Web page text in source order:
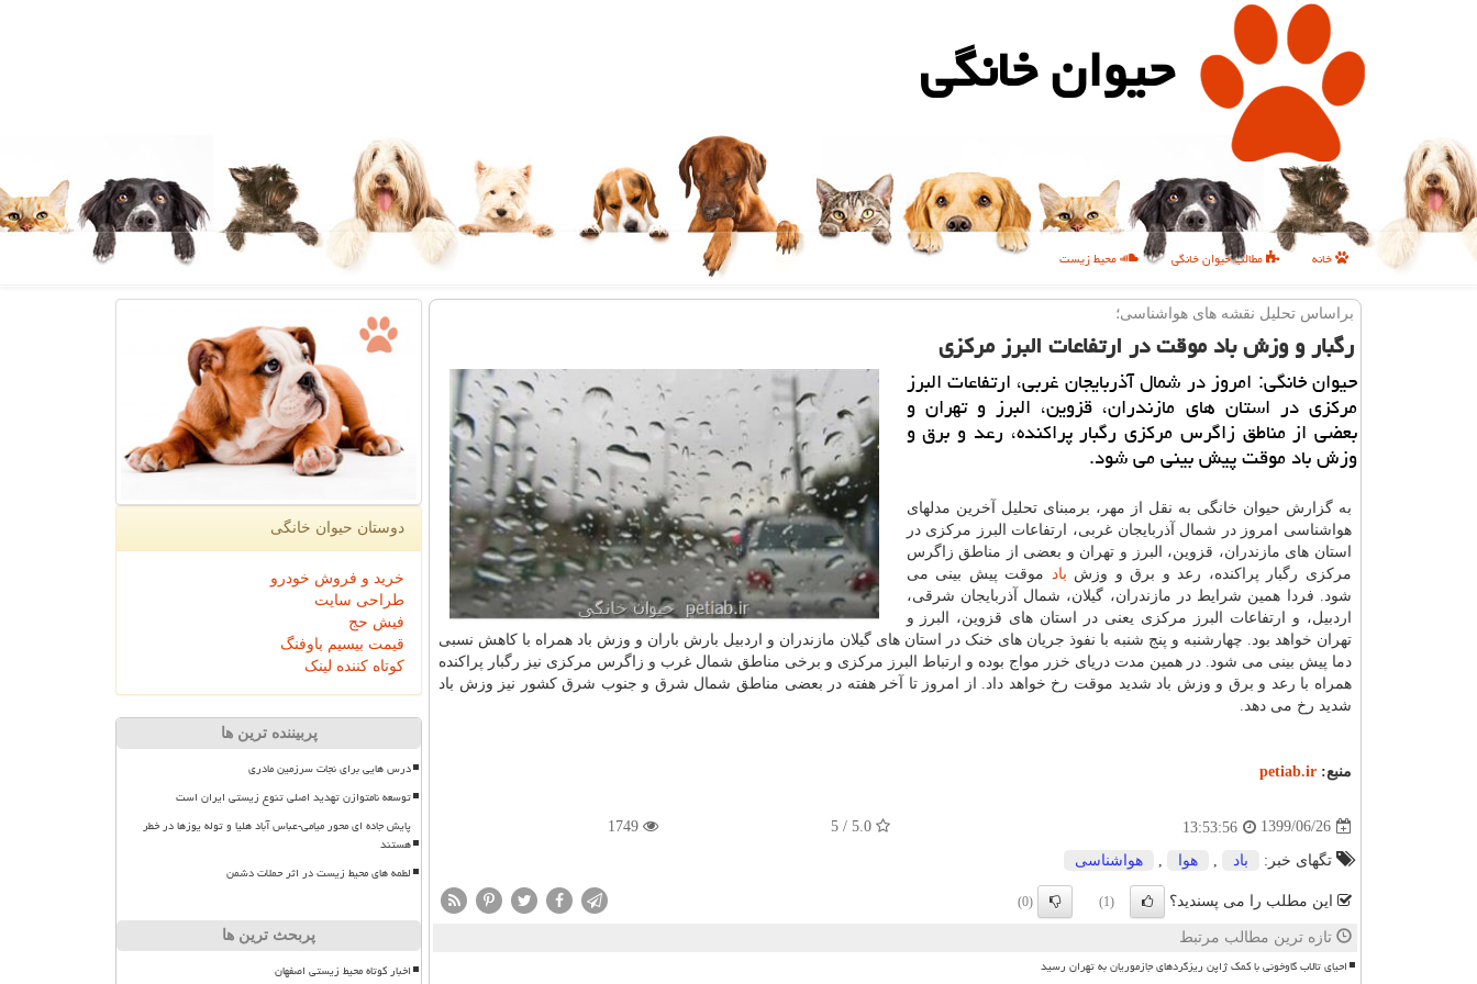
حیوان خانگی
خانه مطالب حیوان خانگی محیط زیست
براساس تحلیل نقشه های هواشناسی؛
رگبار و وزش باد موقت در ارتفاعات البرز مركزی
حیوان خانگی: امروز در شمال آذربایجان غربی، ارتفاعات البرز
مركزی در استان های مازندران، قزوین، البرز و تهران و
بعضی از مناطق زاگرس مركزی رگبار پراكنده، رعد و برق و
وزش باد موقت پیش بینی می شود.
به گزارش حیوان خانگی به نقل از مهر، برمبنای تحلیل آخرین مدلهای
هواشناسی امروز در شمال آذربایجان غربی، ارتفاعات البرز مرکزی در
استان های مازندران، قزوین، البرز و تهران و بعضی از مناطق زاگرس
مرکزی رگبار پراکنده، رعد و برق و وزش باد موقت پیش بینی می
شود. فردا همین شرایط در مازندران، گیلان، شمال آذربایجان شرقی،
اردبیل، و ارتفاعات البرز مرکزی یعنی در استان های قزوین، البرز و
تهران خواهد بود. چهارشنبه و پنج شنبه با نفوذ جریان های خنک در استان های گیلان مازندران و اردبیل بارش باران و وزش باد همراه با کاهش نسبی
دما پیش بینی می شود. در همین مدت دریای خزر مواج بوده و ارتباط البرز مرکزی و برخی مناطق شمال غرب و زاگرس مرکزی نیز رگبار پراکنده
همراه با رعد و برق و وزش باد شدید موقت رخ خواهد داد. از امروز تا آخر هفته در بعضی مناطق شمال شرق و جنوب شرق کشور نیز وزش باد
شدید رخ می دهد.
منبع: petiab.ir
1399/06/26
13:53:56
5.0 / 5
1749
تگهای خبر: باد هوا هواشناسی
این مطلب را می پسندید؟ (1)
(0)
تازه ترین مطالب مرتبط
احیای تالاب گاوخونی با کمک ژاپن ریزگردهای جازموریان به تهران رسید
دوستان حیوان خانگی
خرید و فروش خودرو
طراحی سایت
فیش حج
قیمت بیسیم باوفنگ
کوتاه کننده لینک
پربیننده ترین ها
درس هایی برای نجات سرزمین مادری
توسعه نامتوازن تهدید اصلی تنوع زیستی ایران است
پایش جاده ای محور میامی-عباس آباد هلیا و توله یوزها در خطر
هستند
لطمه های محیط زیست در اثر حملات دشمن
پربحث ترین ها
اخبار کوتاه محیط زیستی اصفهان